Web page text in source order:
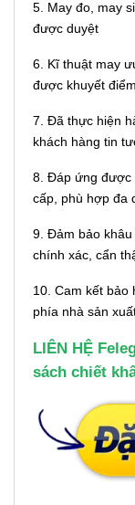
5. May đo, may
được duyệt
6. Kĩ thuật may
được khuyết
7. Đã thực hiện
khách hàng tin
8. Đáp ứng được
cấp, phù hợp đa
9. Đảm bảo khâu
chính xác, cẩn
10. Cam kết bảo
phía nhà sản
LIÊN HỆ
sách chiết